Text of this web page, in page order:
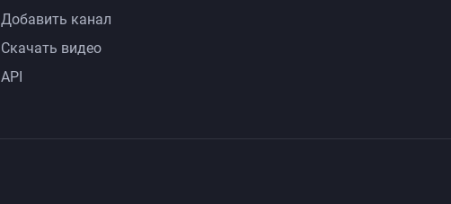
Добавить канал
Скачать видео
API